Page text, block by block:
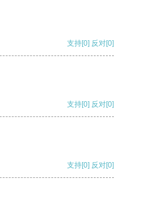
支持[0] 反对[0]
支持[0] 反对[0]
支持[0] 反对[0]